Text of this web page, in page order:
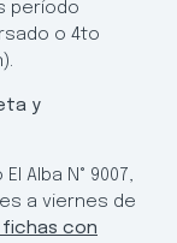
o 4to
y
Alba N° 9007,
a viernes de
fichas con